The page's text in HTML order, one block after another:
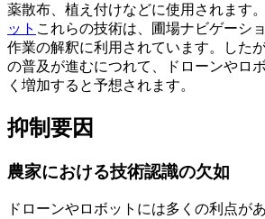
薬散布、植え付けなどに使用されます。
ット これらの技術は、圃場ナビゲーシ
作業の解釈に利用されています。した
の普及が進むにつれて、ドローンやロ
く増加すると予想されます。
抑制要因
農家における技術認識の欠如
ドローンやロボットには多くの利点が